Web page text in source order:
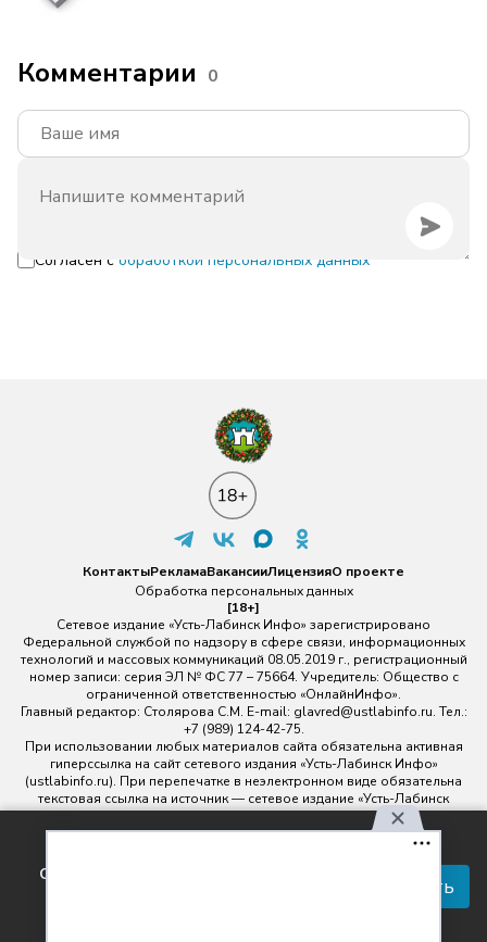
Комментарии 0
Согласен с обработкой персональных данных
соглашаетесь с правилами
Принять
КонтактыРекламаВакансииЛицензияО проекте
Обработка персональных данных
[18+]
Сетевое издание «Усть-Лабинск Инфо» зарегистрировано
Федеральной службой по надзору в сфере связи, информационных
технологий и массовых коммуникаций 08.05.2019 г., регистрационный
номер записи: серия ЭЛ № ФС 77 – 75664. Учредитель: Общество с
ограниченной ответственностью «ОнлайнИнфо».
Главный редактор: Столярова С.М. E-mail: glavred@ustlabinfo.ru. Тел.:
+7 (989) 124-42-75.
При использовании любых материалов сайта обязательна активная
гиперссылка на сайт сетевого издания «Усть-Лабинск Инфо»
(ustlabinfo.ru). При перепечатке в неэлектронном виде обязательна
текстовая ссылка на источник — сетевое издание «Усть-Лабинск
инфо».
Использование фото- и видеоматериалов без письменного
разрешения редакции сетевого издания «Усть-Лабинск Инфо» не